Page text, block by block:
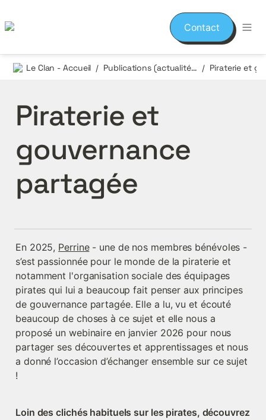
Contact
Le Clan - Accueil / Publications (actualités et événements) /
Piraterie et
gouvernance
partagée
En 2025, Perrine - une de nos membres bénévoles -
s’est passionnée pour le monde de la piraterie et
notamment l'organisation sociale des équipages
pirates qui lui a beaucoup fait penser aux principes
de gouvernance partagée. Elle a lu, vu et écouté
beaucoup de choses à ce sujet et elle nous a
proposé un webinaire en janvier 2026 pour nous
partager ses découvertes et apprentissages et nous
a donné l’occasion d’échanger ensemble sur ce sujet
!
Loin des clichés habituels sur les pirates, découvrez